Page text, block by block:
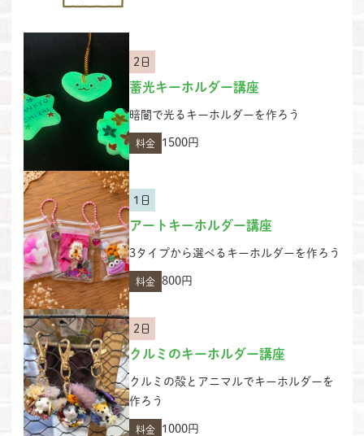
2日
蓄光キーホルダー講座
暗闇で光るキーホルダーを作ろう
料金 1500円
1日
アートキーホルダー講座
3タイプから選べるキーホルダーを作ろう
料金 800円
2日
クルミのキーホルダー講座
クルミの殻とアニマルでキーホルダーを
作ろう
料金 1000円